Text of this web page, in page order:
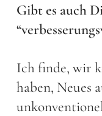
Gibt es auch
Ich finde, wir
haben, Neues